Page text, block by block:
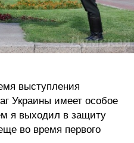
выступления
Украины имеет особое
я выходил в защиту
во время первого